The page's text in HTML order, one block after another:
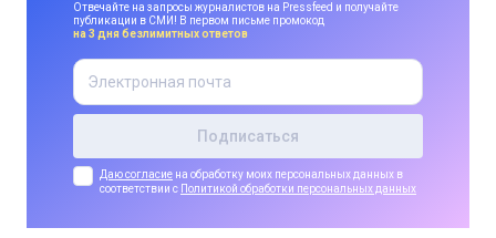
Отвечайте на запросы журналистов на Pressfeed и получайте
публикации в СМИ! В первом письме промокод
на 3 дня безлимитных ответов
Даю согласие на обработку моих персональных данных в
соответствии с Политикой обработки персональных данных